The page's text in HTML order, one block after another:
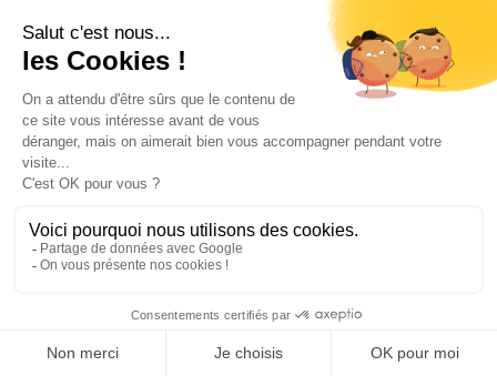
L’agence a ensuite édité un livre pour enfant racontant les
aventures de Isko – une force de la nature dans les steppes du
Nord, appuyant par ce biais encore plus l’appartenance à la
marque de sa clientèle, et la préférence au moment de choisir
ses pellets.
La marque Isko représente aujourd’hui près de 70% des ventes